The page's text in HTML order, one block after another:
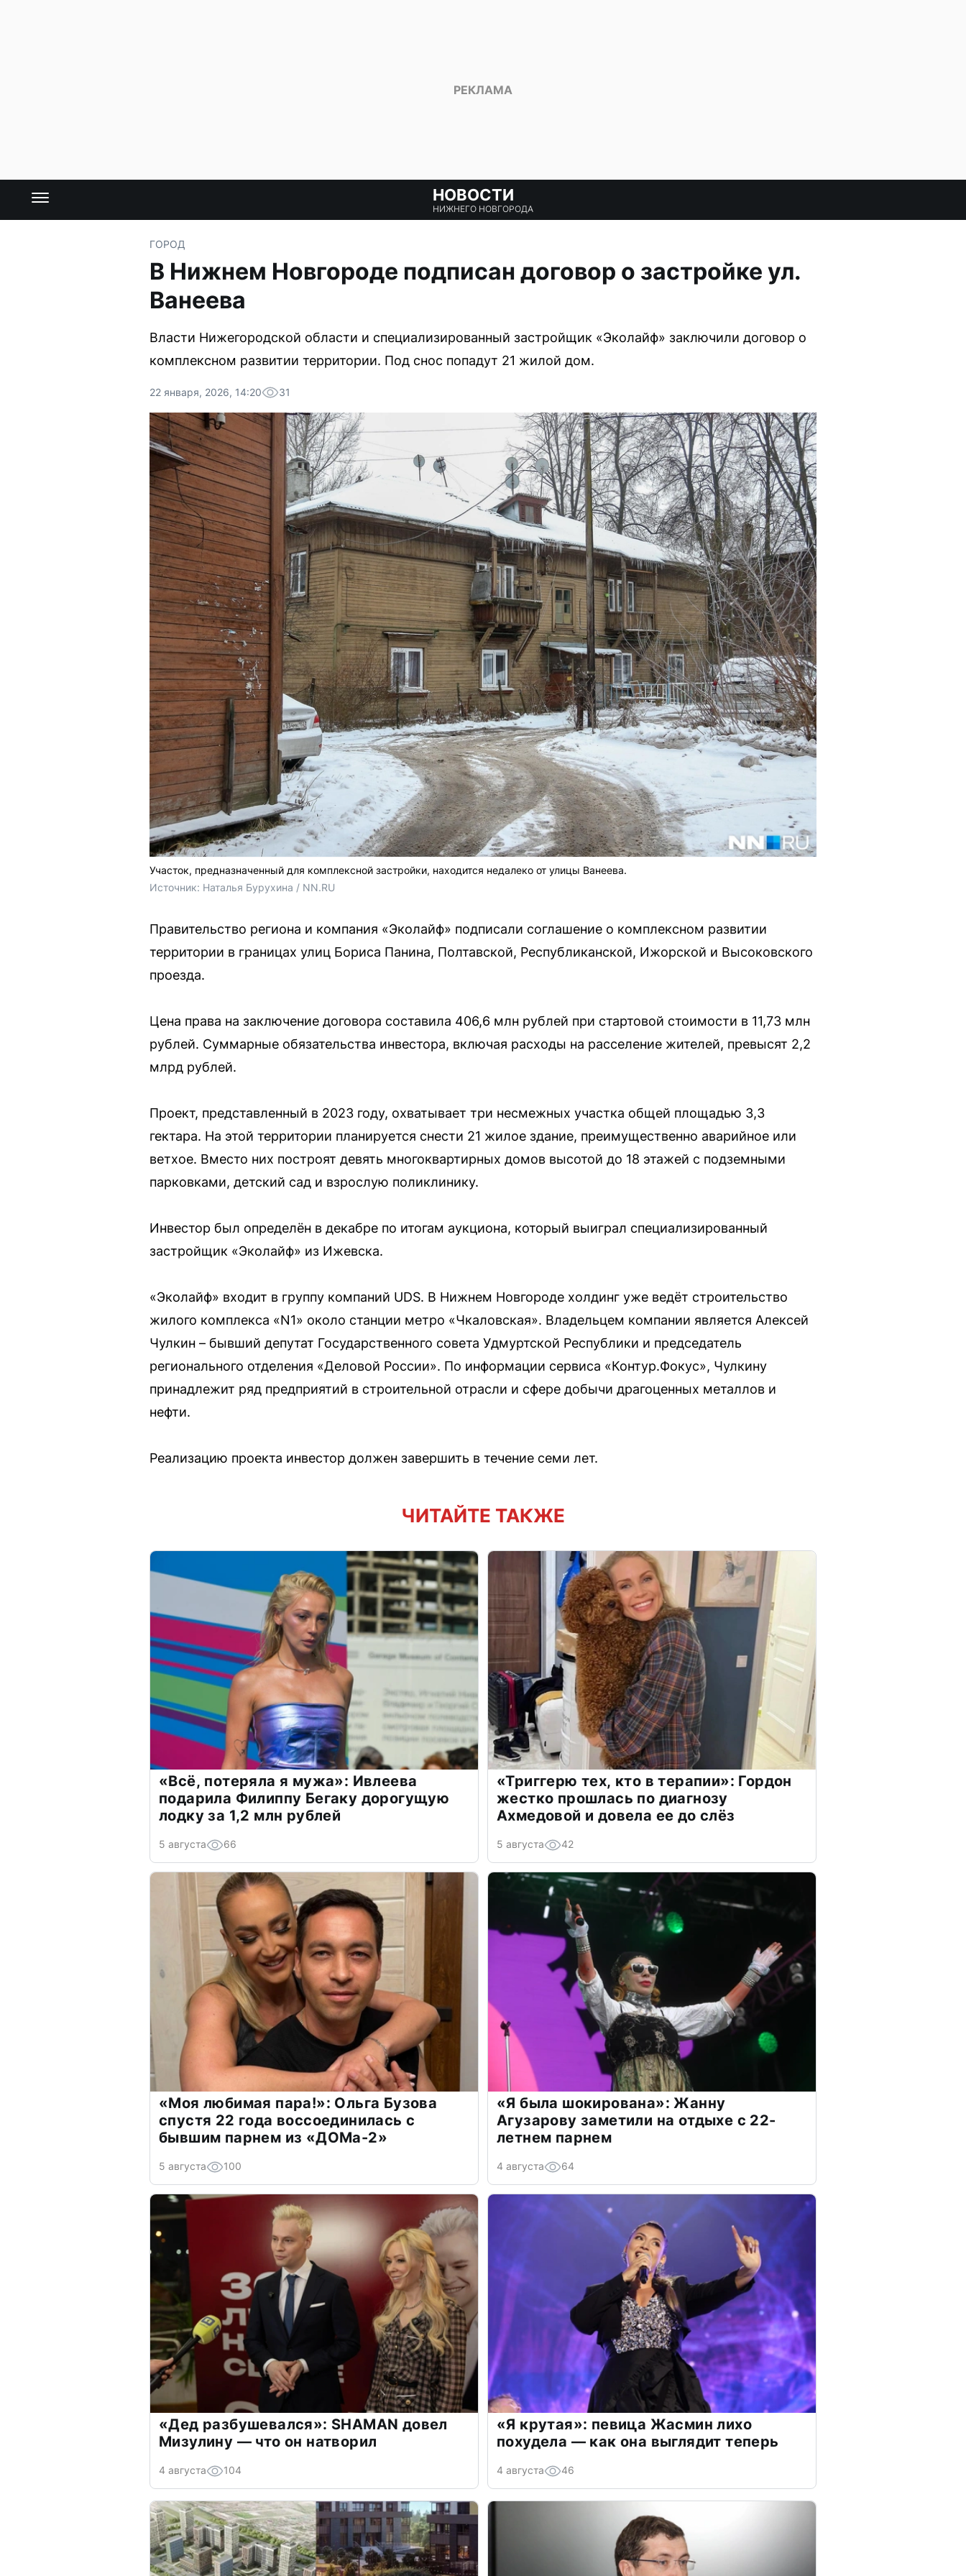
НОВОСТИ
НИЖНЕГО НОВГОРОДА
ГОРОД
В Нижнем Новгороде подписан договор о застройке ул.
Ванеева
Власти Нижегородской области и специализированный застройщик «Эколайф» заключили договор о
комплексном развитии территории. Под снос попадут 21 жилой дом.
22 января, 2026, 14:20 31
Участок, предназначенный для комплексной застройки, находится недалеко от улицы Ванеева.
Источник: Наталья Бурухина / NN.RU
Правительство региона и компания «Эколайф» подписали соглашение о комплексном развитии
территории в границах улиц Бориса Панина, Полтавской, Республиканской, Ижорской и Высоковского
проезда.
Цена права на заключение договора составила 406,6 млн рублей при стартовой стоимости в 11,73 млн
рублей. Суммарные обязательства инвестора, включая расходы на расселение жителей, превысят 2,2
млрд рублей.
Проект, представленный в 2023 году, охватывает три несмежных участка общей площадью 3,3
гектара. На этой территории планируется снести 21 жилое здание, преимущественно аварийное или
ветхое. Вместо них построят девять многоквартирных домов высотой до 18 этажей с подземными
парковками, детский сад и взрослую поликлинику.
Инвестор был определён в декабре по итогам аукциона, который выиграл специализированный
застройщик «Эколайф» из Ижевска.
«Эколайф» входит в группу компаний UDS. В Нижнем Новгороде холдинг уже ведёт строительство
жилого комплекса «N1» около станции метро «Чкаловская». Владельцем компании является Алексей
Чулкин – бывший депутат Государственного совета Удмуртской Республики и председатель
регионального отделения «Деловой России». По информации сервиса «Контур.Фокус», Чулкину
принадлежит ряд предприятий в строительной отрасли и сфере добычи драгоценных металлов и
нефти.
Реализацию проекта инвестор должен завершить в течение семи лет.
ЧИТАЙТЕ ТАКЖЕ
«Всё, потеряла я мужа»: Ивлеева
подарила Филиппу Бегаку дорогущую
лодку за 1,2 млн рублей
5 августа 66
«Триггерю тех, кто в терапии»: Гордон
жестко прошлась по диагнозу
Ахмедовой и довела ее до слёз
5 августа 42
«Моя любимая пара!»: Ольга Бузова
спустя 22 года воссоединилась с
бывшим парнем из «ДОМа-2»
5 августа 100
«Я была шокирована»: Жанну
Агузарову заметили на отдыхе с 22-
летнем парнем
4 августа 64
«Дед разбушевался»: SHAMAN довел
Мизулину — что он натворил
4 августа 104
«Я крутая»: певица Жасмин лихо
похудела — как она выглядит теперь
4 августа 46